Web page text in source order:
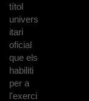
títol
univers
itari
oficial
que els
habiliti
per a
l'exerci